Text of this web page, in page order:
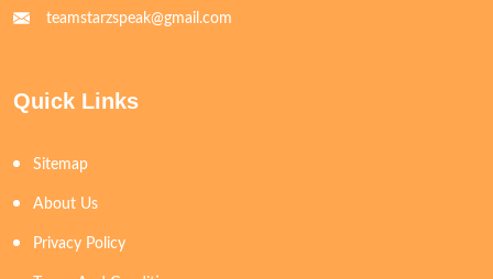
teamstarzspeak@gmail.com
Quick Links
Sitemap
About Us
Privacy Policy